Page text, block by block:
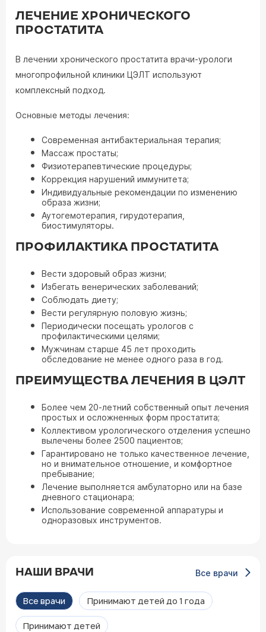
ЛЕЧЕНИЕ ХРОНИЧЕСКОГО
ПРОСТАТИТА
В лечении хронического простатита врачи-урологи
многопрофильной клиники ЦЭЛТ используют
комплексный подход.
Основные методы лечения:
Современная антибактериальная терапия;
Массаж простаты;
Физиотерапевтические процедуры;
Коррекция нарушений иммунитета;
Индивидуальные рекомендации по изменению
образа жизни;
Аутогемотерапия, гирудотерапия,
биостимуляторы.
ПРОФИЛАКТИКА ПРОСТАТИТА
Вести здоровый образ жизни;
Избегать венерических заболеваний;
Соблюдать диету;
Вести регулярную половую жизнь;
Периодически посещать урологов с
профилактическими целями;
Мужчинам старше 45 лет проходить
обследование не менее одного раза в год.
ПРЕИМУЩЕСТВА ЛЕЧЕНИЯ В ЦЭЛТ
Более чем 20-летний собственный опыт лечения
простых и осложненных форм простатита;
Коллективом урологического отделения успешно
вылечены более 2500 пациентов;
Гарантировано не только качественное лечение,
но и внимательное отношение, и комфортное
пребывание;
Лечение выполняется амбулаторно или на базе
дневного стационара;
Использование современной аппаратуры и
одноразовых инструментов.
НАШИ ВРАЧИ Все врачи
Все врачи Принимают детей до 1 года
Принимают детей